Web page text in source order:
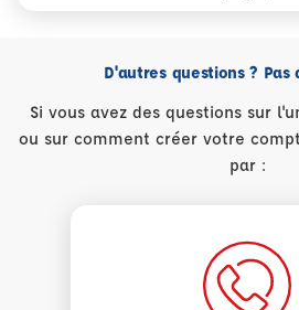
D'autres questions ? Pas
Si vous avez des questions sur
ou sur comment créer votre
par :